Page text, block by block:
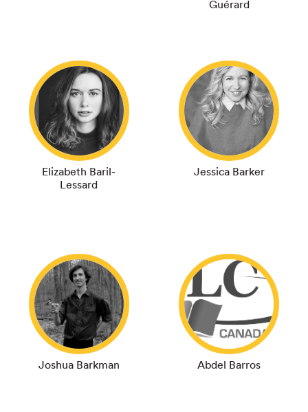
Guérard
Elizabeth Baril-
Lessard
Jessica Barker
Joshua Barkman Abdel Barros